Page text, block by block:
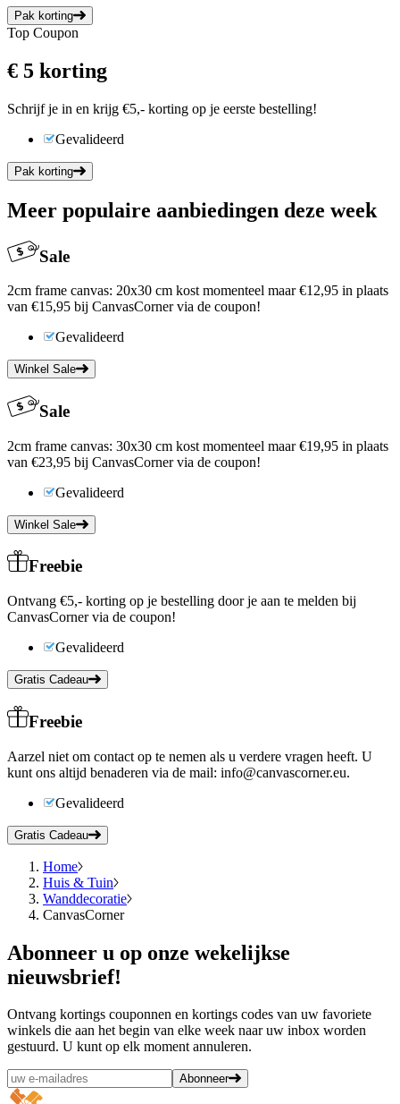
Pak korting
Top Coupon
€ 5 korting
Schrijf je in en krijg €5,- korting op je eerste bestelling!
Gevalideerd
Pak korting
Meer populaire aanbiedingen deze week
Sale
2cm frame canvas: 20x30 cm kost momenteel maar €12,95 in plaats
van €15,95 bij CanvasCorner via de coupon!
Gevalideerd
Winkel Sale
Sale
2cm frame canvas: 30x30 cm kost momenteel maar €19,95 in plaats
van €23,95 bij CanvasCorner via de coupon!
Gevalideerd
Winkel Sale
Freebie
Ontvang €5,- korting op je bestelling door je aan te melden bij
CanvasCorner via de coupon!
Gevalideerd
Gratis Cadeau
Freebie
Aarzel niet om contact op te nemen als u verdere vragen heeft. U
kunt ons altijd benaderen via de mail: info@canvascorner.eu.
Gevalideerd
Gratis Cadeau
Home
Huis & Tuin
Wanddecoratie
CanvasCorner
Abonneer u op onze wekelijkse
nieuwsbrief!
Ontvang kortings couponnen en kortings codes van uw favoriete
winkels die aan het begin van elke week naar uw inbox worden
gestuurd. U kunt op elk moment annuleren.
Abonneer